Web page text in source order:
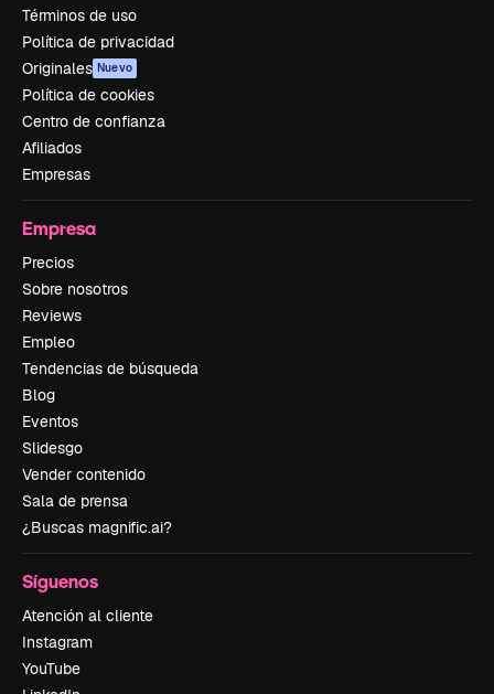
Términos de uso
Política de privacidad
Originales Nuevo
Política de cookies
Centro de confianza
Afiliados
Empresas
Empresa
Precios
Sobre nosotros
Reviews
Empleo
Tendencias de búsqueda
Blog
Eventos
Slidesgo
Vender contenido
Sala de prensa
¿Buscas magnific.ai?
Síguenos
Atención al cliente
Instagram
YouTube